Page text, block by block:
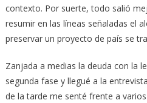
contexto. Por suerte, todo salió
resumir en las líneas señaladas el
preservar un proyecto de país se
Zanjada a medias la deuda con la
segunda fase y llegué a la
de la tarde me senté frente a